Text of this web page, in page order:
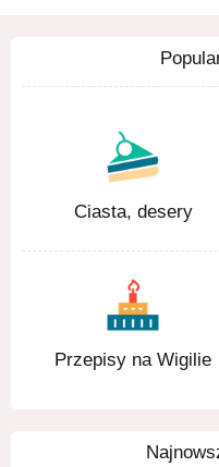
Ciasta, desery
Przepisy na Wigilie